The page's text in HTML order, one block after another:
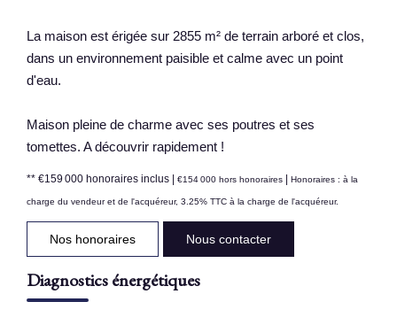
La maison est érigée sur 2855 m² de terrain arboré et clos,
dans un environnement paisible et calme avec un point
d'eau.
Maison pleine de charme avec ses poutres et ses
tomettes. A découvrir rapidement !
** €159 000 honoraires inclus | €154 000 hors honoraires | Honoraires : à la
charge du vendeur et de l'acquéreur, 3.25% TTC à la charge de l'acquéreur.
Nos honoraires Nous contacter
Diagnostics énergétiques